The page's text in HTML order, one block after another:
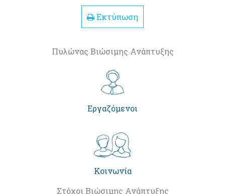
Εκτύπωση
Πυλώνας Βιώσιμης Ανάπτυξης
Εργαζόμενοι
Κοινωνία
Στόχοι Βιώσιμης Ανάπτυξης